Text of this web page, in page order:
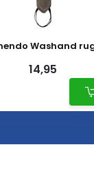
Washand
14,95